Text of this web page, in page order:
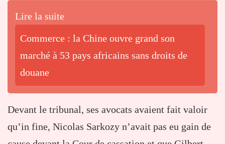
Lire la suite
Commerce : la Chine ouvre grand son
marché à 53 pays africains sans droits de
douane
Devant le tribunal, ses avocats avaient fait valoir
qu’in fine, Nicolas Sarkozy n’avait pas eu gain de